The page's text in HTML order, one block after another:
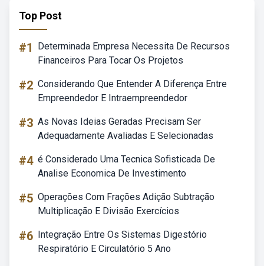
Top Post
#1
Determinada Empresa Necessita De Recursos
Financeiros Para Tocar Os Projetos
#2 Considerando Que Entender A Diferença Entre
Empreendedor E Intraempreendedor
#3 As Novas Ideias Geradas Precisam Ser
Adequadamente Avaliadas E Selecionadas
#4 é Considerado Uma Tecnica Sofisticada De
Analise Economica De Investimento
#5 Operações Com Frações Adição Subtração
Multiplicação E Divisão Exercícios
#6 Integração Entre Os Sistemas Digestório
Respiratório E Circulatório 5 Ano